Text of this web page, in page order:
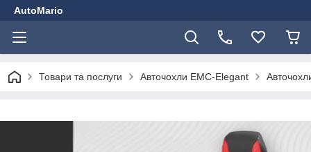
AutoMario
Товари та послуги Авточохли EMC-Elegant